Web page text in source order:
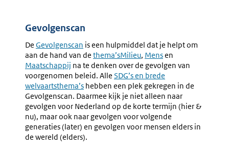
Gevolgenscan
De Gevolgenscan is een hulpmiddel dat je helpt om
aan de hand van de thema’sMilieu, Mensen
Maatschappij na te denken over de gevolgen van
voorgenomen beleid. Alle SDG’s en brede
welvaartsthema’s hebben een plek gekregen in de
Gevolgenscan. Daarmee kijk je niet alleen naar
gevolgen voor Nederland op de korte termijn (hier &
nu), maar ook naar gevolgen voor volgende
generaties (later) en gevolgen voor mensen elders in
de wereld (elders).